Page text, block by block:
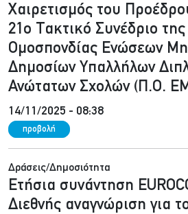
Χαιρετισμός του
21ο Τακτικό Συνέδριο
Ομοσπονδίας Ενώσεων
Δημοσίων Υπαλλήλων
Ανώτατων Σχολών (Π.Ο.
14/11/2025 - 08:38
προβολή
Δράσεις/Δημοσιότητα
Ετήσια συνάντηση
Διεθνής αναγνώριση για